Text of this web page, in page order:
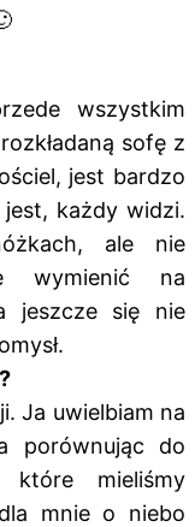
wszystkim
sofę z
jest bardzo
każdy widzi.
ale nie
wymienić na
jeszcze się nie
Ja uwielbiam na
porównując do
mieliśmy
mnie o niebo